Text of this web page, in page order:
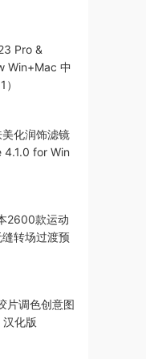
Pro &
Win+Mac 中
化润饰滤镜
for Win
2600款运动
转场过渡预
片调色创意图
化版